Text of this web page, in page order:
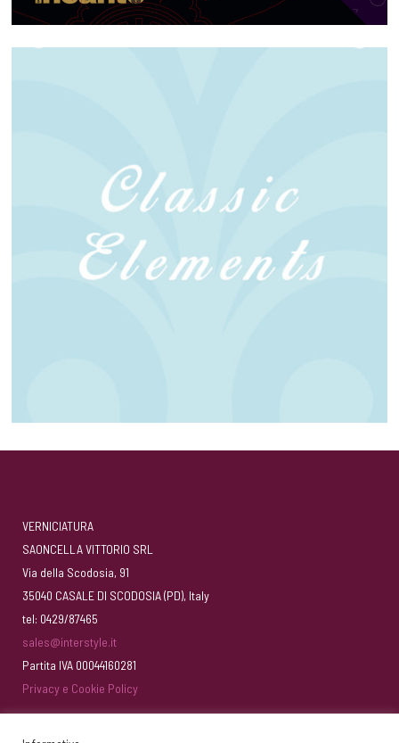
VERNICIATURA
SAONCELLA VITTORIO SRL
Via della Scodosia, 91
35040 CASALE DI SCODOSIA (PD), Italy
tel: 0429/87465
sales@interstyle.it
Partita IVA 00044160281
Privacy e Cookie Policy